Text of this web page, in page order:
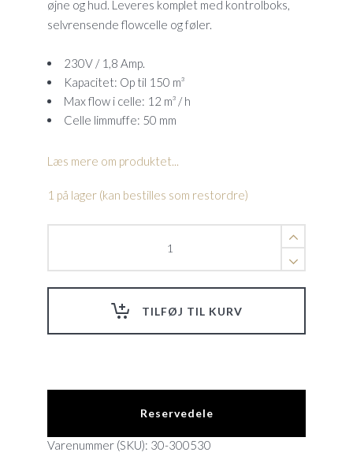
øjne og hud. Leveres komplet med kontrolboks,
selvrensende flowcelle og føler.
230V / 1,8 Amp.
Kapacitet: Op til 150 m³
Max flow i celle: 12 m³ / h
Celle limmuffe: 50 mm
Læs mere om produktet...
1 på lager (kan bestilles som restordre)
TILFØJ TIL KURV
Reservedele
Varenummer (SKU): 30-300530